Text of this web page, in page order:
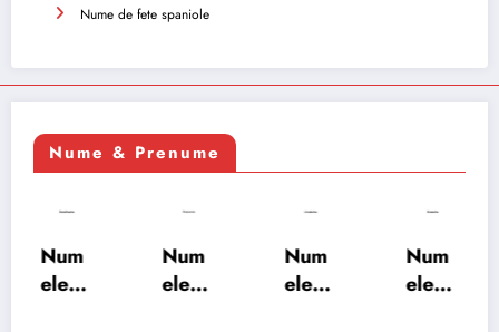
Nume de fete spaniole
Nume & Prenume
Num
ele
Num
ele
Num
ele
Num
ele